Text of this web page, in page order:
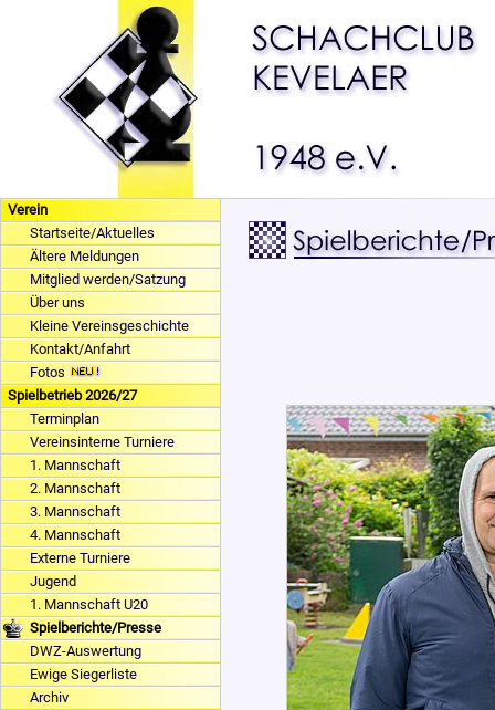
Verein
Startseite/Aktuelles
Ältere Meldungen
Mitglied werden/Satzung
Über uns
Kleine Vereinsgeschichte
Kontakt/Anfahrt
Fotos
Spielbetrieb 2026/27
Terminplan
Vereinsinterne Turniere
1. Mannschaft
2. Mannschaft
3. Mannschaft
4. Mannschaft
Externe Turniere
Jugend
1. Mannschaft U20
Spielberichte/Presse
DWZ-Auswertung
Ewige Siegerliste
Archiv